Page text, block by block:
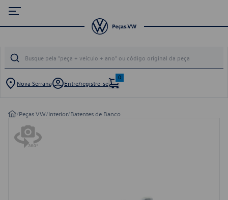
Nova Serrana Entre/registre-se
0
/Peças VW/Interior/Batentes de Banco